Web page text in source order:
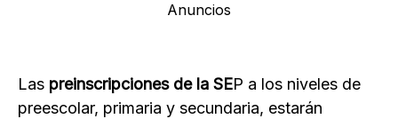
Anuncios
Las preinscripciones de la SEP a los niveles de
preescolar, primaria y secundaria, estarán